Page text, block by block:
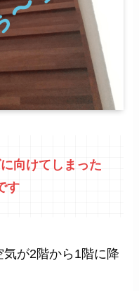
向けてしまった
す
が2階から1階に降